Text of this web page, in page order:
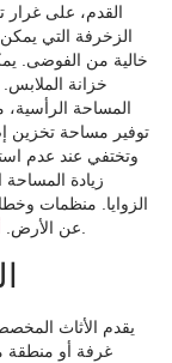
القدم، على غرار
الزخرفة التي
خالية من الفوضى.
خزانة
المساحة الرأسية،
توفير مساحة تخزين
وتختفي عند عدم
زيادة
الزوايا. منظمات
عن الأرض.
يقدم الأثاث
غرفة أو منطقة